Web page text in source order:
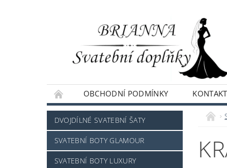
OBCHODNÍ PODMÍNKY
NAPIŠTE NÁM
DVOJDÍLNÉ SVATEBNÍ ŠATY
SVATEBNÍ BOTY GLAMOUR
SVATEBNÍ BOTY LUXURY